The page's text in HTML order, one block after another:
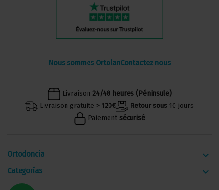
Nous sommes OrtolanContactez nous
Livraison 24/48 heures (Péninsule)
Livraison gratuite > 120€ Retour sous 10 jours
Paiement sécurisé
Ortodoncia keyboard_arrow_down
Categorías keyboard_arrow_down